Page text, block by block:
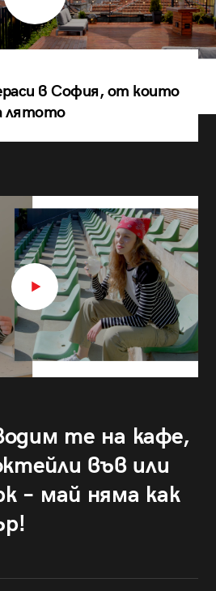
в София, от които
лятото
те на кафе,
във или
– май няма как